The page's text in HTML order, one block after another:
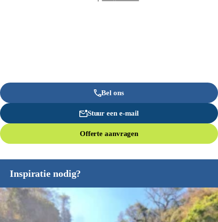
Bel ons
Stuur een e-mail
Offerte aanvragen
Inspiratie nodig?